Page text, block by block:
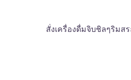
สั่งเครื่องดื่มจิบชิลๆริมส